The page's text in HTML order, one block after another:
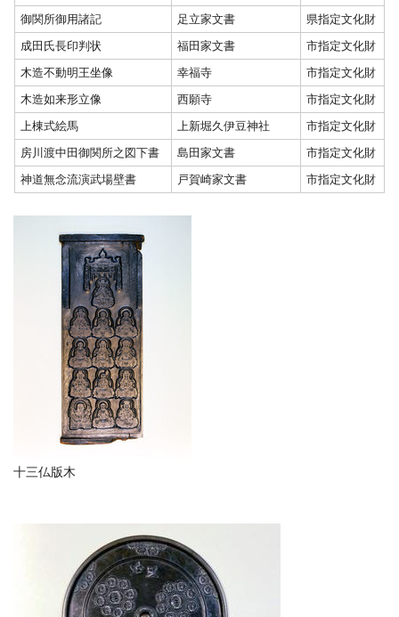
御関所御用諸記 足立家文書
県指定文化財
成田氏長印判状
福田家文書
市指定文化財
木造不動明王坐像
幸福寺
市指定文化財
木造如来形立像
西願寺
市指定文化財
上棟式絵馬
上新堀久伊豆神社
市指定文化財
房川渡中田御関所之図下書
島田家文書
市指定文化財
神道無念流演武場壁書
戸賀崎家文書 市指定文化財
十三仏版木